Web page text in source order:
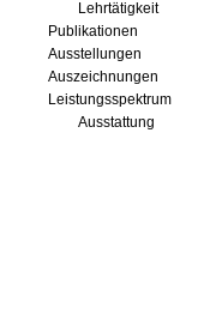
Lehrtätigkeit
Publikationen
Ausstellungen
Auszeichnungen
Leistungsspektrum
Ausstattung